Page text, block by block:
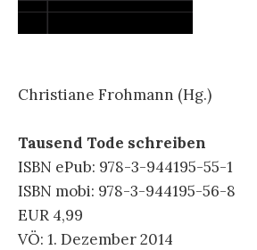
Christiane Frohmann (Hg.)
Tausend Tode schreiben
ISBN ePub: 978-3-944195-55-1
ISBN mobi: 978-3-944195-56-8
EUR 4,99
VÖ: 1. Dezember 2014